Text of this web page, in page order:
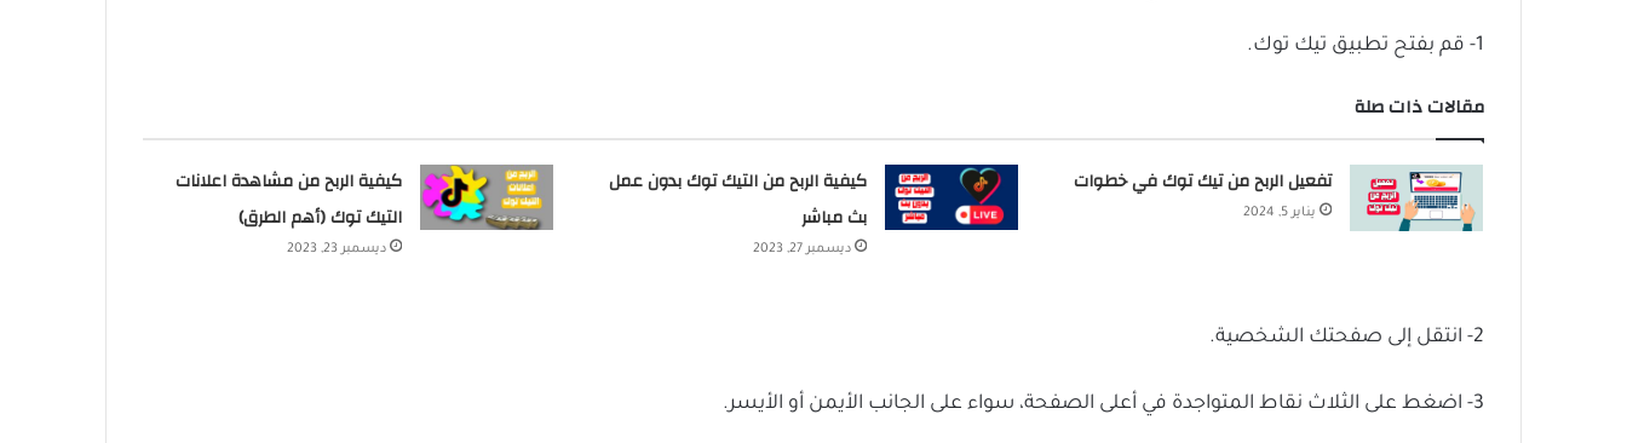
1- قم بفتح تطبيق تيك توك.
مقالات ذات صلة
تفعيل الربح من تيك توك في خطوات
يناير 5, 2024
كيفية الربح من التيك توك بدون عمل
بث مباشر
ديسمبر 27, 2023
كيفية الربح من مشاهدة اعلانات
التيك توك (أهم الطرق)
ديسمبر 23, 2023
2- انتقل إلى صفحتك الشخصية.
3- اضغط على الثلاث نقاط المتواجدة في أعلى الصفحة، سواء على الجانب الأيمن أو الأيسر.